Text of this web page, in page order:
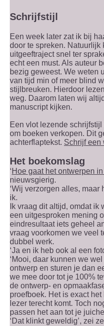
Schrijfstijl
Een week later zat ik bij
door te spreken. Natuurlijk
uitgeeftraject snel ter
echt een must. Als auteur
bezig geweest. We weten
van tijd min of meer blind
stijlbreuken. Hierdoor
weg. Daarom laten wij
manuscript kijken.
Een vlot lezende
om boeken verkopen. Dit
achterflaptekst. Schrijf een
Het boekomslag
‘Hoe gaat het ontwerpen
nieuwsgierig.
‘Wij verzorgen alles, maar
ik.
Ik vraag dit altijd, omdat ik
een uitgesproken mening
eindresultaat iets geheel
vraag voorkomen we veel
dubbel werk.
‘Ja en ik heb ook al een
‘Mooi, daar kunnen we
ontwerp en sturen je dan
we mee door tot je 100%
de ontwerp- en
proefboek. Het is exact
lezer terecht komt. Toch
passen het aan tot je
‘Dat klinkt geweldig’, zei